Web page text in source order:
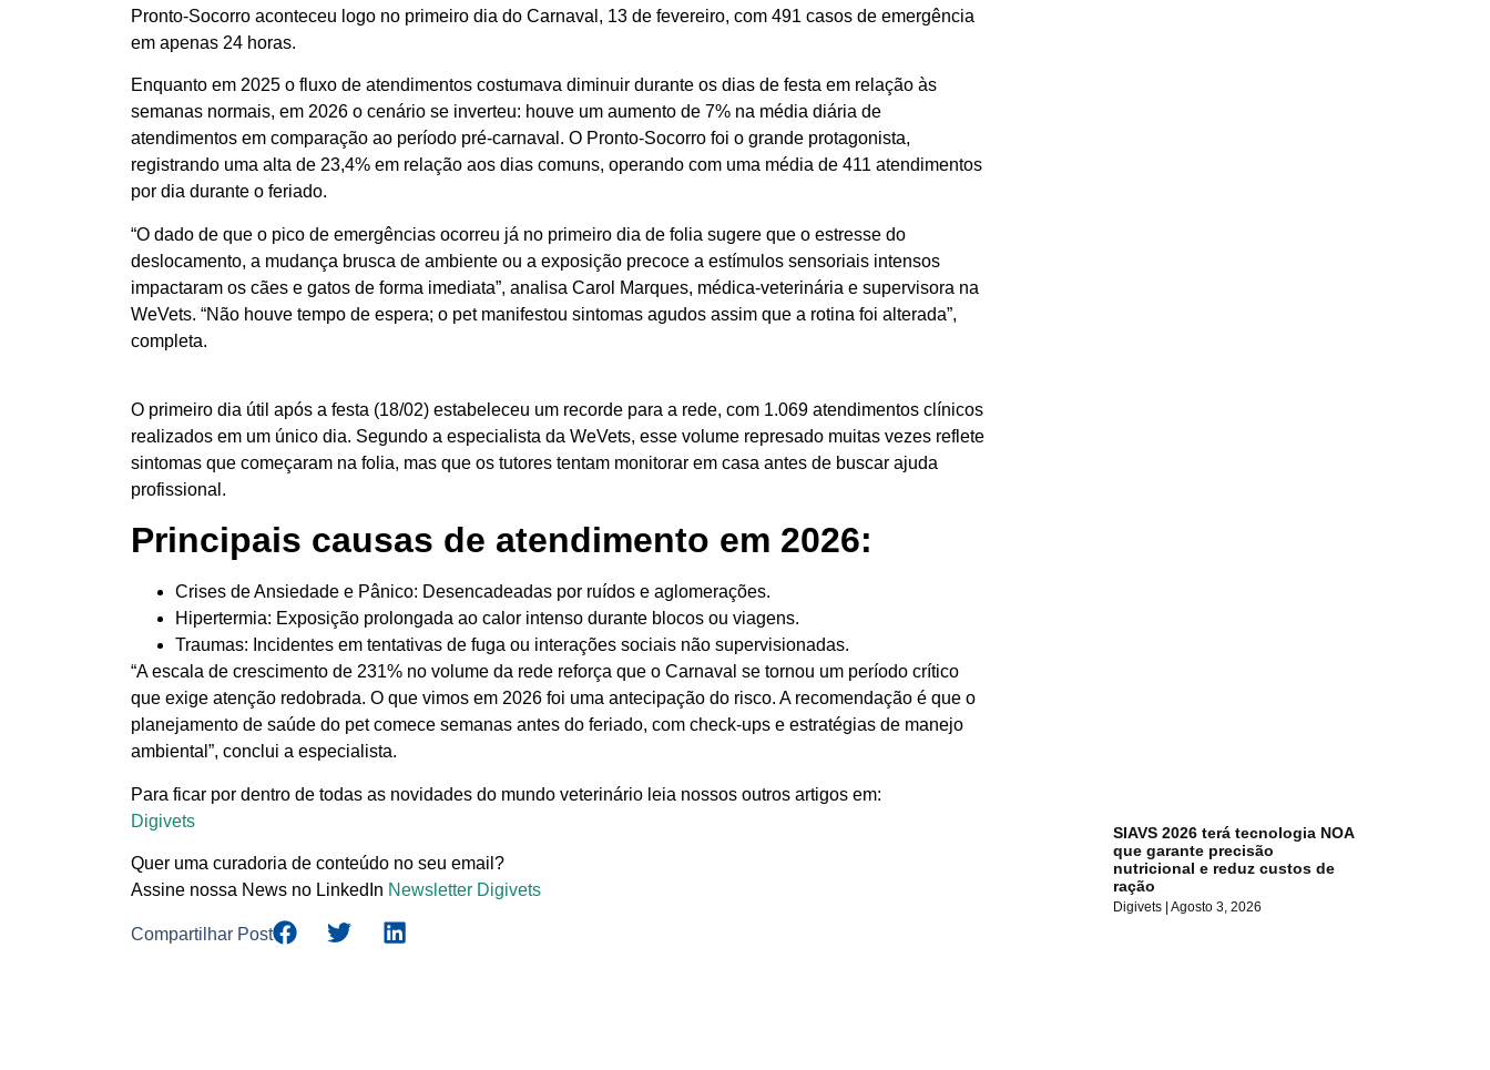
Pronto-Socorro aconteceu logo no primeiro dia do Carnaval, 13 de fevereiro, com 491 casos de emergência
em apenas 24 horas.
Enquanto em 2025 o fluxo de atendimentos costumava diminuir durante os dias de festa em relação às
semanas normais, em 2026 o cenário se inverteu: houve um aumento de 7% na média diária de
atendimentos em comparação ao período pré-carnaval. O Pronto-Socorro foi o grande protagonista,
registrando uma alta de 23,4% em relação aos dias comuns, operando com uma média de 411 atendimentos
por dia durante o feriado.
“O dado de que o pico de emergências ocorreu já no primeiro dia de folia sugere que o estresse do
deslocamento, a mudança brusca de ambiente ou a exposição precoce a estímulos sensoriais intensos
impactaram os cães e gatos de forma imediata”, analisa Carol Marques, médica-veterinária e supervisora na
WeVets. “Não houve tempo de espera; o pet manifestou sintomas agudos assim que a rotina foi alterada”,
completa.
O primeiro dia útil após a festa (18/02) estabeleceu um recorde para a rede, com 1.069 atendimentos clínicos
realizados em um único dia. Segundo a especialista da WeVets, esse volume represado muitas vezes reflete
sintomas que começaram na folia, mas que os tutores tentam monitorar em casa antes de buscar ajuda
profissional.
Principais causas de atendimento em 2026:
Crises de Ansiedade e Pânico: Desencadeadas por ruídos e aglomerações.
Hipertermia: Exposição prolongada ao calor intenso durante blocos ou viagens.
Traumas: Incidentes em tentativas de fuga ou interações sociais não supervisionadas.
“A escala de crescimento de 231% no volume da rede reforça que o Carnaval se tornou um período crítico
que exige atenção redobrada. O que vimos em 2026 foi uma antecipação do risco. A recomendação é que o
planejamento de saúde do pet comece semanas antes do feriado, com check-ups e estratégias de manejo
ambiental”, conclui a especialista.
Para ficar por dentro de todas as novidades do mundo veterinário leia nossos outros artigos em:
Digivets
Quer uma curadoria de conteúdo no seu email?
Assine nossa News no LinkedIn Newsletter Digivets
Compartilhar Post
SIAVS 2026 terá tecnologia NOA
que garante precisão
nutricional e reduz custos de
ração
Digivets Agosto 3, 2026